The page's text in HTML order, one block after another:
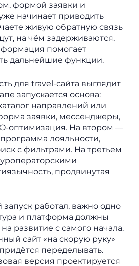
формой заявки и
начинает приводить
живую обратную связь
на чём задерживаются,
помогает
дальнейшие функции.
для travel-сайта выглядит
запускается основа:
направлений или
заявки, мессенджеры,
оптимизация. На втором —
лояльности,
с фильтрами. На третьем
продвинутая
работал, важно одно
и платформа должны
развитие с самого начала.
сайт «на скорую руку»
переделывать.
версия проектируется